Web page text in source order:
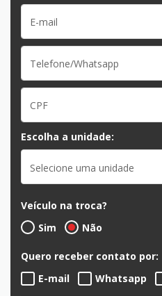
Escolha a unidade:
Selecione uma unidade
Veículo na troca?
Sim
Não
Quero receber contato por:
E-mail
Whatsapp